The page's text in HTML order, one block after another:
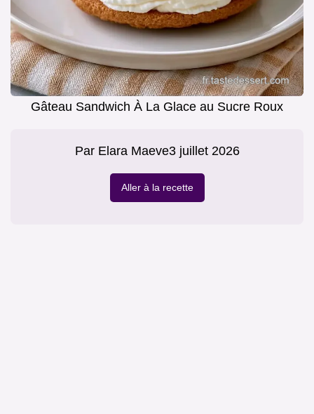
Gâteau Sandwich À La Glace au Sucre Roux
Par Elara Maeve3 juillet 2026
Aller à la recette